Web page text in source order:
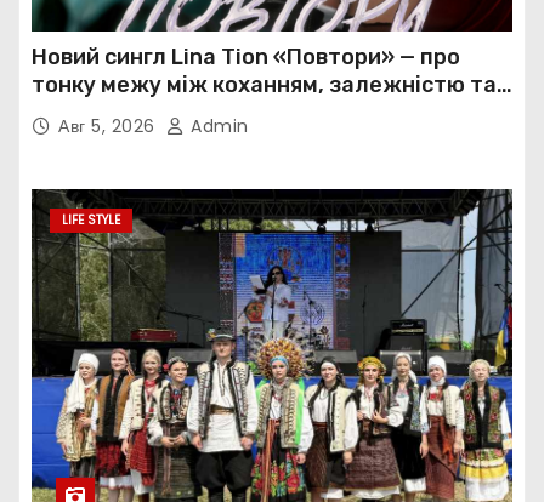
Новий сингл Lina Tion «Повтори» — про
тонку межу між коханням, залежністю та
нав’язливою прив’язаністю
Авг 5, 2026 Admin
LIFE STYLE